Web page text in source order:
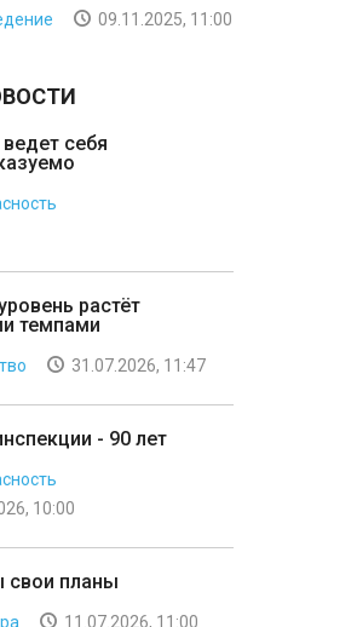
09.11.2025, 11:00
себя
растёт
темпами
31.07.2026, 11:47
- 90 лет
10:00
свои планы
11.07.2026, 11:00